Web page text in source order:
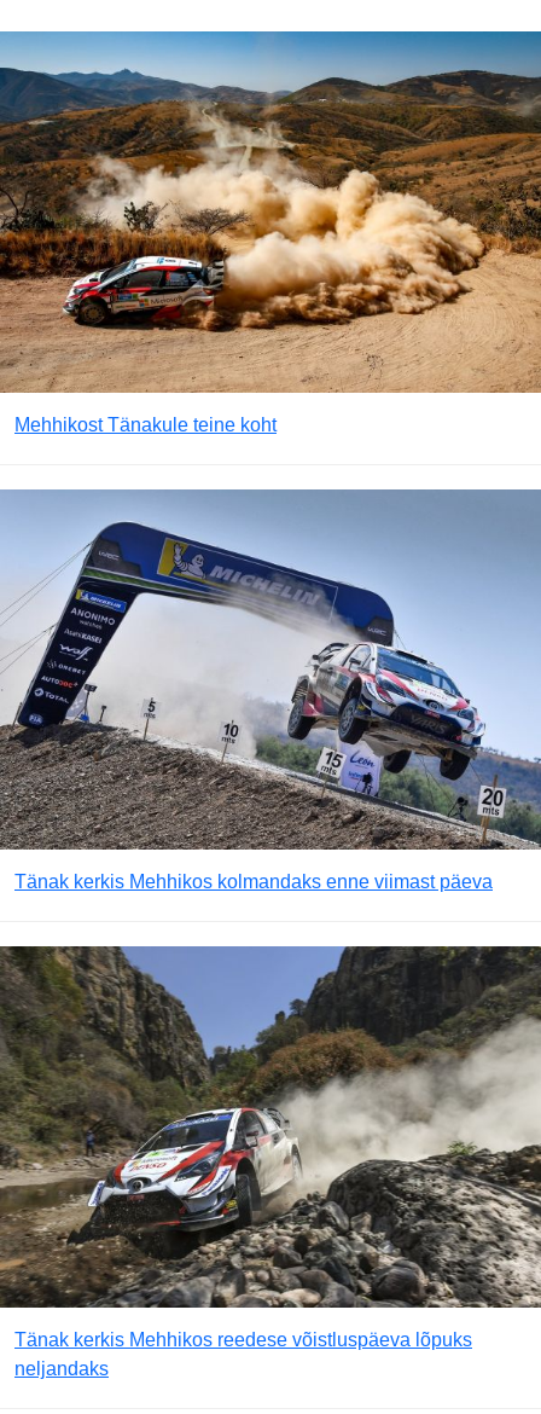
Mehhikost Tänakule teine koht
Tänak kerkis Mehhikos kolmandaks enne viimast päeva
Tänak kerkis Mehhikos reedese võistluspäeva lõpuks
neljandaks